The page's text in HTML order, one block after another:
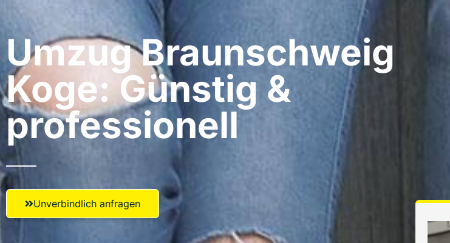
Umzug Braunschweig​
Koge: Günstig &
professionell​
Unverbindlich anfragen